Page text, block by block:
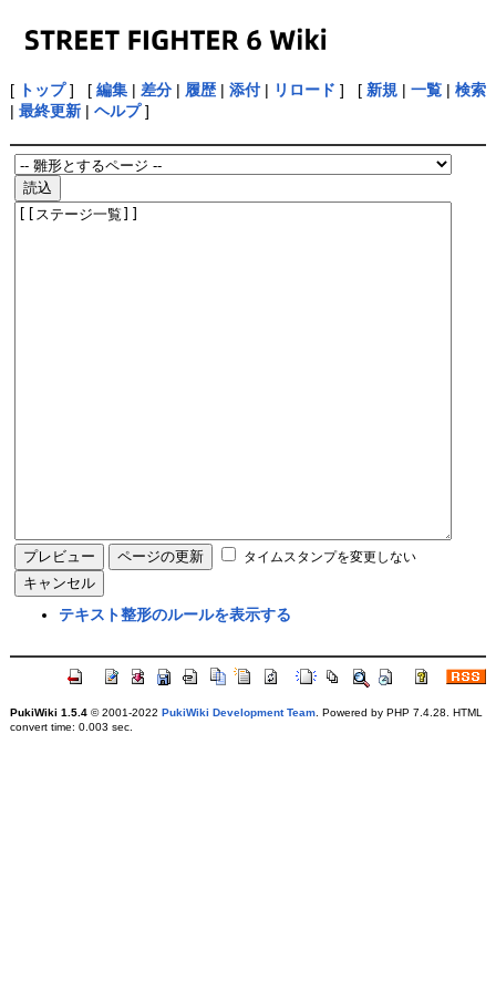
[ トップ] [ 編集| 差分| 履歴| 添付| リロード ] [ 新規| 一覧| 検索
| 最終更新| ヘルプ]
タイムスタンプを変更しない
テキスト整形のルールを表示する
PukiWiki 1.5.4© 2001-2022 PukiWiki Development Team. Powered by PHP 7.4.28. HTML
convert time: 0.003 sec.